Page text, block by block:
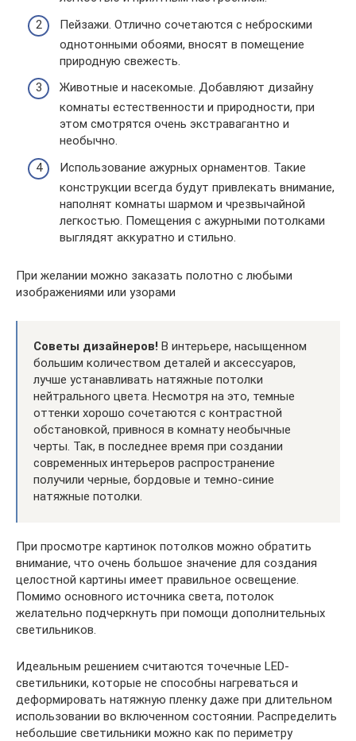
Пейзажи. Отлично сочетаются с неброскими
однотонными обоями, вносят в помещение
природную свежесть.
Животные и насекомые. Добавляют дизайну
комнаты естественности и природности, при
этом смотрятся очень экстравагантно и
необычно.
Использование ажурных орнаментов. Такие
конструкции всегда будут привлекать внимание,
наполнят комнаты шармом и чрезвычайной
легкостью. Помещения с ажурными потолками
выглядят аккуратно и стильно.
При желании можно заказать полотно с любыми
изображениями или узорами
Советы дизайнеров! В интерьере, насыщенном
большим количеством деталей и аксессуаров,
лучше устанавливать натяжные потолки
нейтрального цвета. Несмотря на это, темные
оттенки хорошо сочетаются с контрастной
обстановкой, привнося в комнату необычные
черты. Так, в последнее время при создании
современных интерьеров распространение
получили черные, бордовые и темно-синие
натяжные потолки.
При просмотре картинок потолков можно обратить
внимание, что очень большое значение для создания
целостной картины имеет правильное освещение.
Помимо основного источника света, потолок
желательно подчеркнуть при помощи дополнительных
светильников.
Идеальным решением считаются точечные LED-
светильники, которые не способны нагреваться и
деформировать натяжную пленку даже при длительном
использовании во включенном состоянии. Распределить
небольшие светильники можно как по периметру